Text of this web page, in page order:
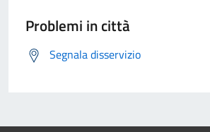
Problemi in città
Segnala disservizio